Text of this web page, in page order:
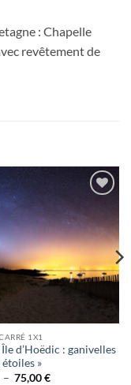
: Chapelle
revêtement de
wishlist
1X1
d’Hoëdic : ganivelles
étoiles »
– 75,00€Plage